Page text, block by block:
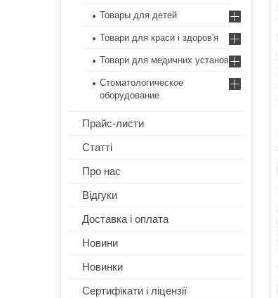
Товары для детей
Товари для краси і здоров'я
Товари для медичних установ
Стоматологическое
оборудование
Прайс-листи
Статті
Про нас
Відгуки
Доставка і оплата
Новини
Новинки
Сертифікати і ліцензії